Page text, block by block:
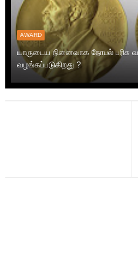
AWARD
யாருடைய நினைவாக நோபல் பரிசு
வழங்கப்படுகிறது ?